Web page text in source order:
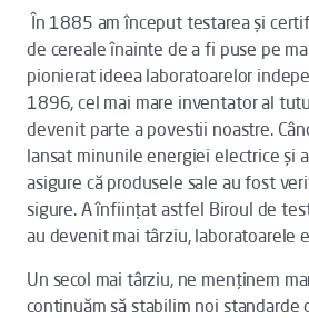
În 1885 am început testarea și
de cereale înainte de a fi puse pe
pionierat ideea laboratoarelor
1896, cel mai mare inventator al
devenit parte a povestii noastre.
lansat minunile energiei electrice și
asigure că produsele sale au fost
sigure. A înființat astfel Biroul de
au devenit mai târziu, laboratoarele
Un secol mai târziu, ne menținem
continuăm să stabilim noi standarde